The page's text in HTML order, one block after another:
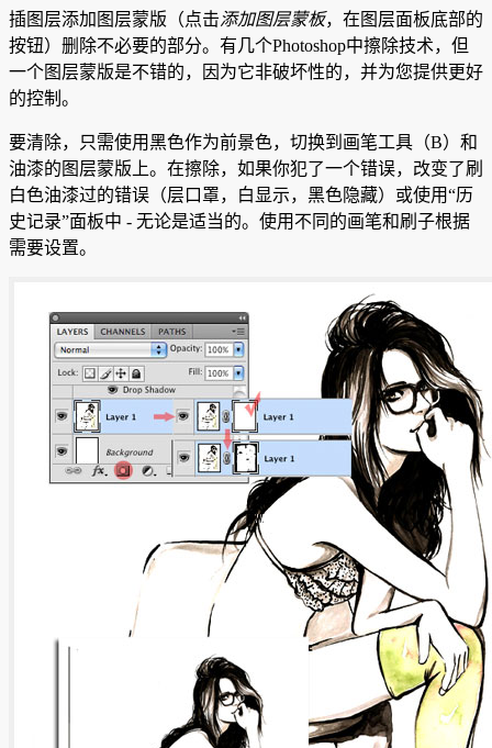
插图层添加图层蒙版（点击添加图层蒙板，在图层面板底部的
按钮）删除不必要的部分。 有几个Photoshop中擦除技术，但
一个图层蒙版是不错的，因为它非破坏性的，并为您提供更好
的控制。
要清除，只需使用黑色作为前景色，切换到画笔工具（B）和
油漆的图层蒙版上。 在擦除，如果你犯了一个错误，改变了刷
白色油漆过的错误（层口罩，白显示，黑色隐藏）或使用“历
史记录”面板中 - 无论是适当的。 使用不同的画笔和刷子根据
需要设置。